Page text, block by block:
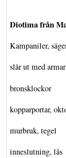
Diotima från
Kampaniler,
slår ut med
bronsklockor
kopparportar,
murbruk, tegel
inneslutning, lås